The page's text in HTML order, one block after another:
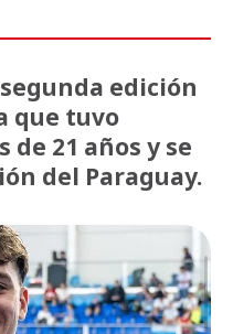
edición
que tuvo
21 años y se
del Paraguay.